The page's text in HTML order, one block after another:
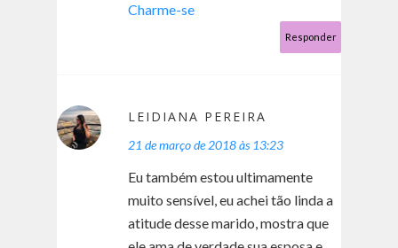
Charme-se
Responder
LEIDIANA PEREIRA
21 de março de 2018 às 13:23
Eu também estou ultimamente
muito sensível, eu achei tão linda a
atitude desse marido, mostra que